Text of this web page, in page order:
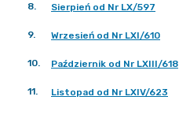
8. Sierpień od Nr LX/597
9. Wrzesień od Nr LXI/610
10. Październik od Nr LXIII/618
11. Listopad od Nr LXIV/623